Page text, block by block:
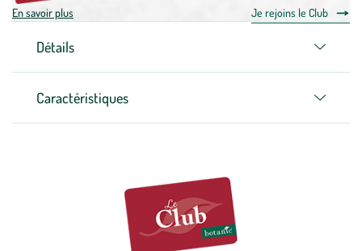
En savoir plus Je rejoins le Club
Détails
Caractéristiques